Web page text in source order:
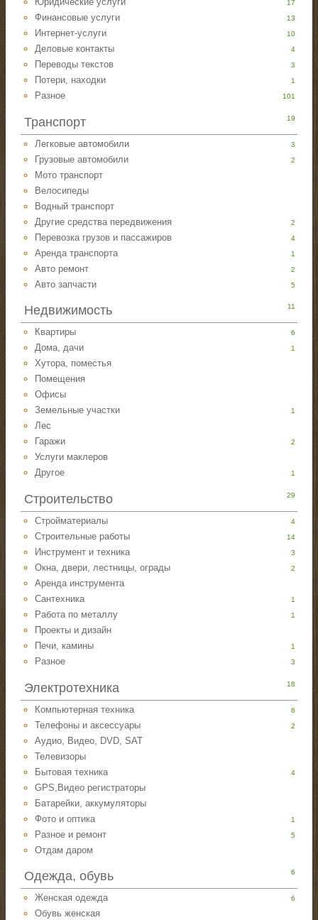
17
Финансовые услуги 13
Интернет-услуги 10
Деловые контакты 4
Переводы текстов 3
Потери, находки 1
Разное 101
Транспорт 19
Легковые автомобили 3
Грузовые автомобили 2
Мото транспорт
Велосипеды
Водный транспорт
Другие средства передвижения
2
Перевозка грузов и пассажиров 4
Аренда транспорта 1
Авто ремонт 2
Авто запчасти 5
Недвижимость 11
Квартиры 6
Дома, дачи 1
Хутора, поместья
Помещения
Офисы
Земельные участки
1
Лес
Гаражи
2
Услуги маклеров
Другое
1
Строительство 29
Стройматериалы 4
Строительные работы 14
Инструмент и техника 3
Окна, двери, лестницы, ограды 2
Аренда инструмента
Сантехника
1
Работа по металлу 1
Проекты и дизайн
Печи, камины
1
Разное 3
Электротехника 18
Компьютерная техника 6
Телефоны и аксессуары 2
Аудио, Видео, DVD, SAT
Телевизоры
Бытовая техника
4
GPS,Видео регистраторы
Батарейки, аккумуляторы
Фото и оптика
1
Разное и ремонт 5
Отдам даром
Одежда, обувь 6
Женская одежда 6
Обувь женская